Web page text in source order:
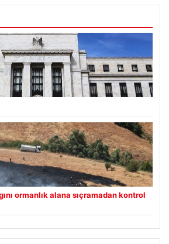
ormanlık alana sıçramadan kontrol